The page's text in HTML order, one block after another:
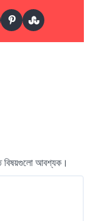
বিষয়গুলো আবশ্যক।